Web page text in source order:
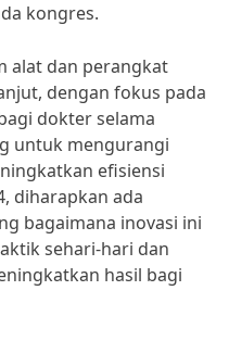
kongres.
alat dan perangkat
dengan fokus pada
dokter selama
untuk mengurangi
efisiensi
diharapkan ada
bagaimana inovasi ini
sehari-hari dan
hasil bagi